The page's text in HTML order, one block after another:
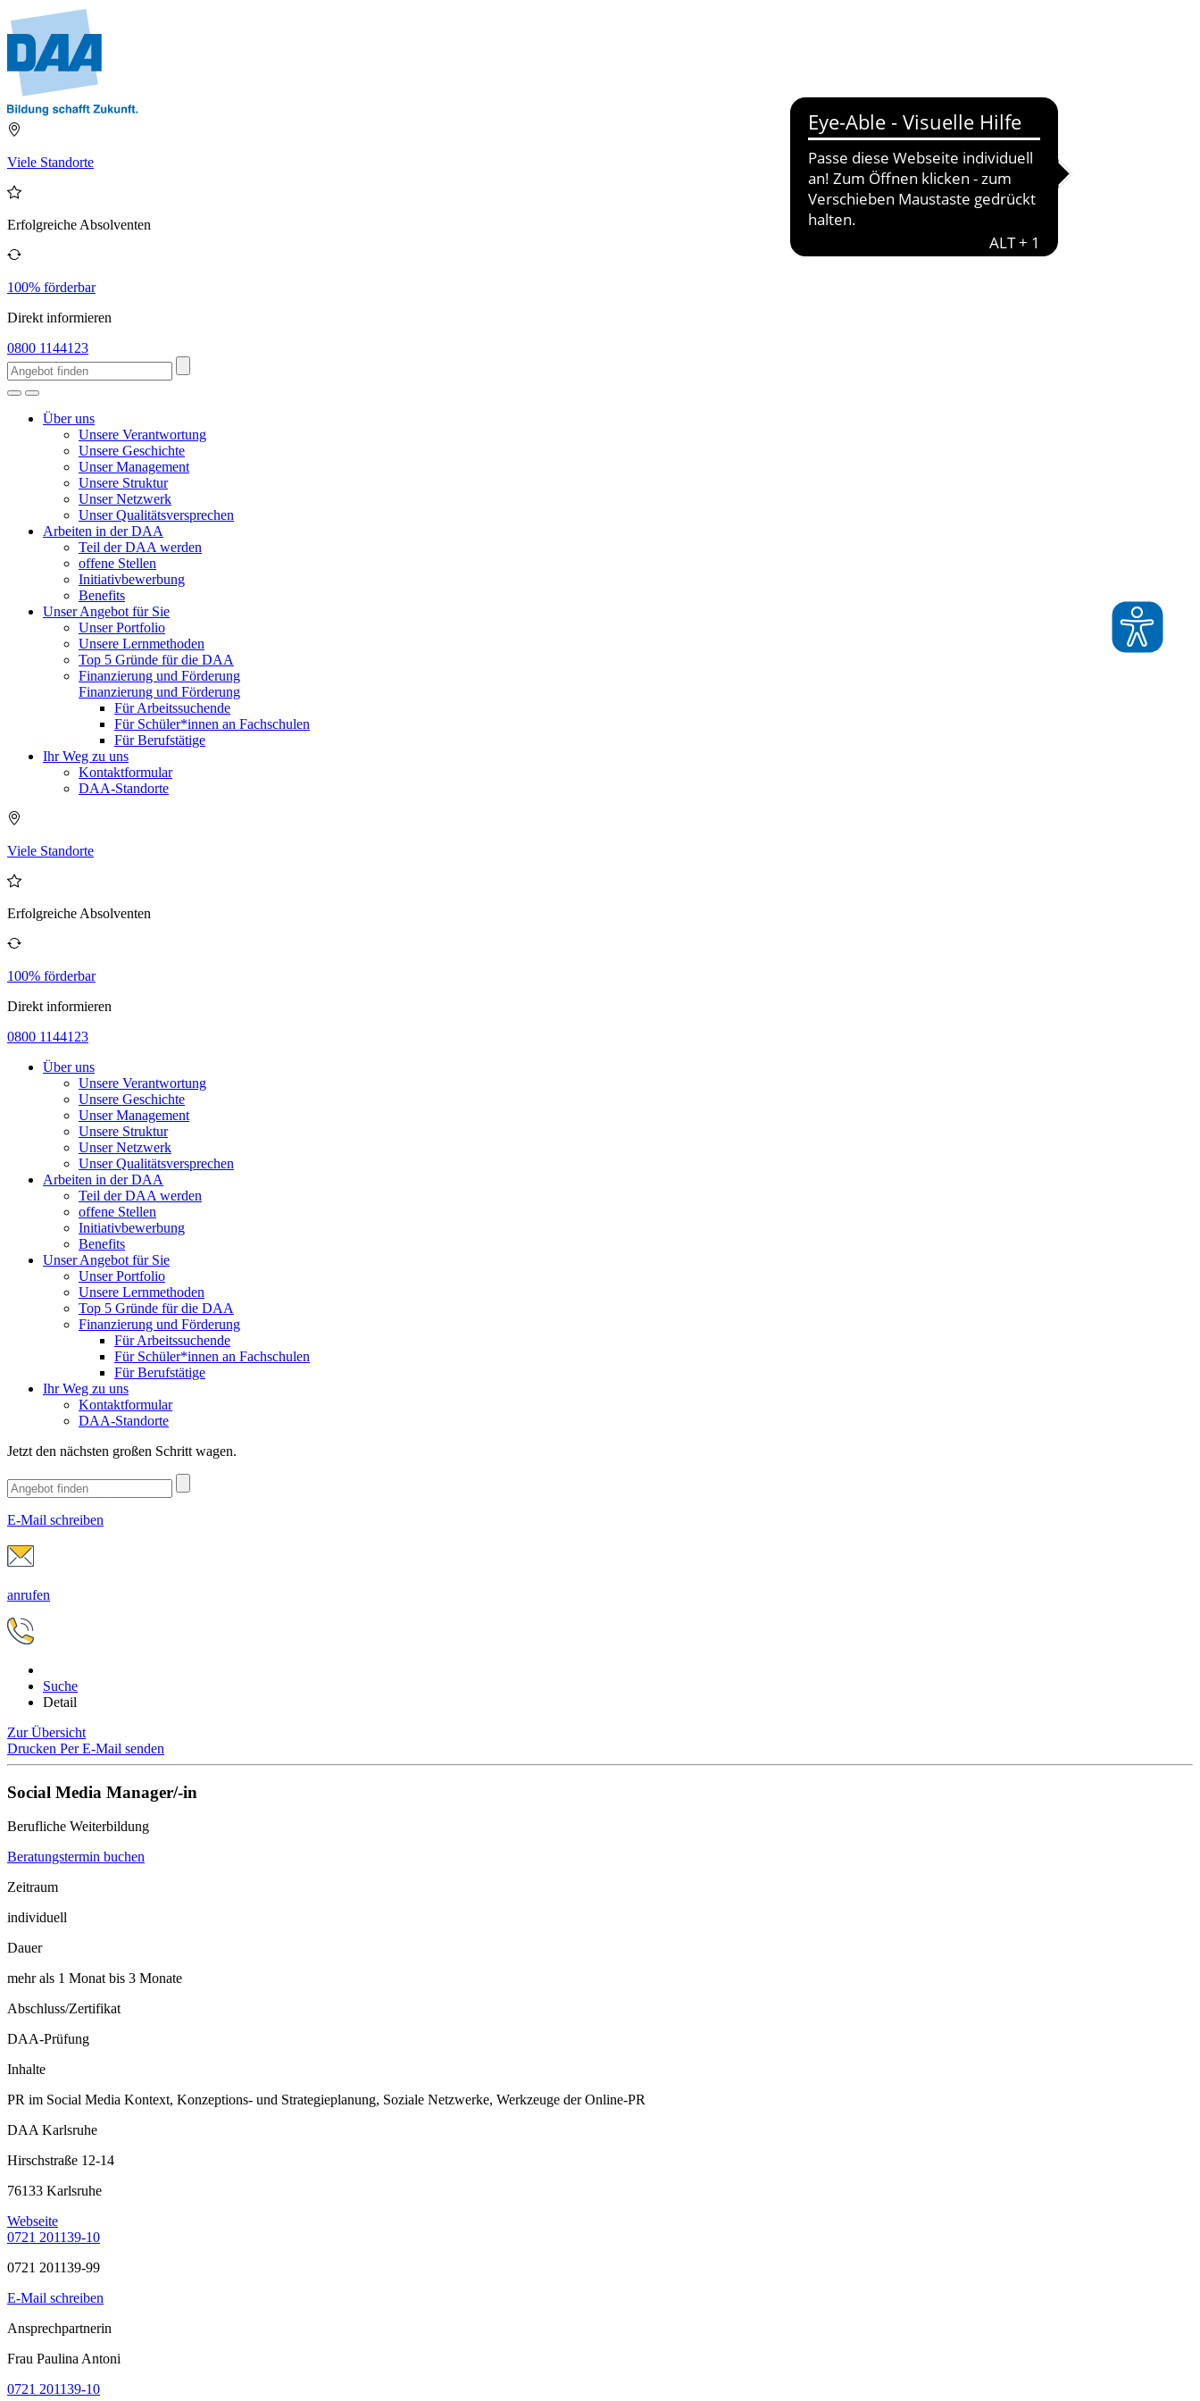
Viele Standorte
Erfolgreiche Absolventen
100% förderbar
Direkt informieren
0800 1144123
Über uns
Unsere Verantwortung
Unsere Geschichte
Unser Management
Unsere Struktur
Unser Netzwerk
Unser Qualitätsversprechen
Arbeiten in der DAA
Teil der DAA werden
offene Stellen
Initiativbewerbung
Benefits
Unser Angebot für Sie
Unser Portfolio
Unsere Lernmethoden
Top 5 Gründe für die DAA
Finanzierung und Förderung
Finanzierung und Förderung
Für Arbeitssuchende
Für Schüler*innen an Fachschulen
Für Berufstätige
Ihr Weg zu uns
Kontaktformular
DAA-Standorte
Viele Standorte
Erfolgreiche Absolventen
100% förderbar
Direkt informieren
0800 1144123
Über uns
Unsere Verantwortung
Unsere Geschichte
Unser Management
Unsere Struktur
Unser Netzwerk
Unser Qualitätsversprechen
Arbeiten in der DAA
Teil der DAA werden
offene Stellen
Initiativbewerbung
Benefits
Unser Angebot für Sie
Unser Portfolio
Unsere Lernmethoden
Top 5 Gründe für die DAA
Finanzierung und Förderung
Für Arbeitssuchende
Für Schüler*innen an Fachschulen
Für Berufstätige
Ihr Weg zu uns
Kontaktformular
DAA-Standorte
Jetzt den nächsten großen Schritt wagen.
E-Mail schreiben
anrufen
Suche
Detail
Zur Übersicht
Drucken Per E-Mail senden
Social Media Manager/-in
Berufliche Weiterbildung
Beratungstermin buchen
Zeitraum
individuell
Dauer
mehr als 1 Monat bis 3 Monate
Abschluss/Zertifikat
DAA-Prüfung
Inhalte
PR im Social Media Kontext, Konzeptions- und Strategieplanung, Soziale Netzwerke, Werkzeuge der Online-PR
DAA Karlsruhe
Hirschstraße 12-14
76133 Karlsruhe
Webseite
0721 201139-10
0721 201139-99
E-Mail schreiben
Ansprechpartnerin
Frau Paulina Antoni
0721 201139-10